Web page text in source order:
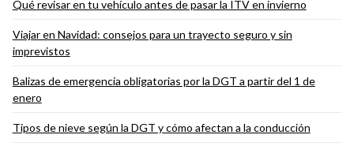
Qué revisar en tu vehículo antes de pasar la ITV en invierno
Viajar en Navidad: consejos para un trayecto seguro y sin
imprevistos
Balizas de emergencia obligatorias por la DGT a partir del 1 de
enero
Tipos de nieve según la DGT y cómo afectan a la conducción